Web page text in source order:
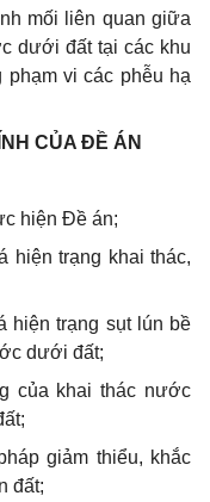
mối liên quan giữa
dưới đất tại các khu
phạm vi các phễu hạ
CỦA ĐỀ ÁN
hiện Đề án;
hiện trạng khai thác,
hiện trạng sụt lún bề
dưới đất;
của khai thác nước
giảm thiểu, khắc
đất;